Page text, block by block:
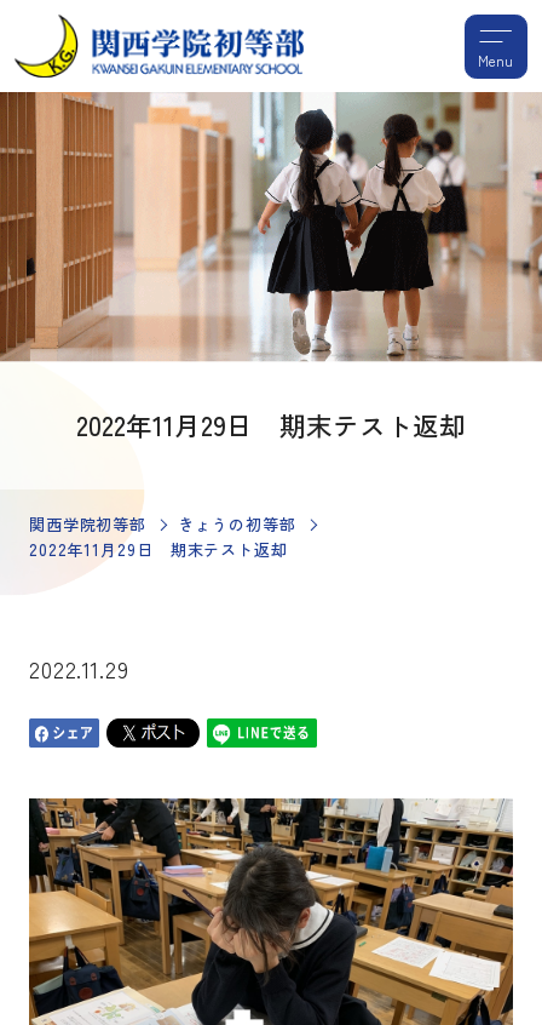
Menu
2022年11月29日 期末テスト返却
関西学院初等部
きょうの初等部
2022年11月29日 期末テスト返却
2022.11.29